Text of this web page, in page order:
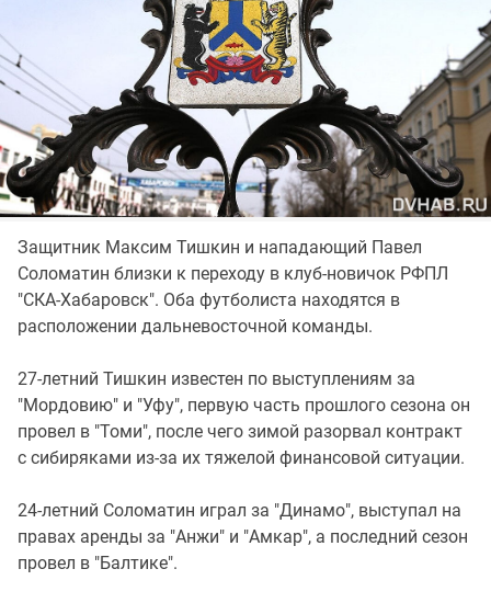
Защитник Максим Тишкин и нападающий Павел
Соломатин близки к переходу в клуб-новичок РФПЛ
"СКА-Хабаровск". Оба футболиста находятся в
расположении дальневосточной команды.
27-летний Тишкин известен по выступлениям за
"Мордовию" и "Уфу", первую часть прошлого сезона он
провел в "Томи", после чего зимой разорвал контракт
с сибиряками из-за их тяжелой финансовой ситуации.
24-летний Соломатин играл за "Динамо", выступал на
правах аренды за "Анжи" и "Амкар", а последний сезон
провел в "Балтике".